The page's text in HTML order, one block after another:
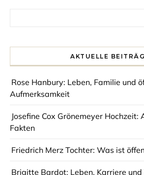
AKTUELLE
Rose Hanbury: Leben, Familie und
Aufmerksamkeit
Josefine Cox Grönemeyer Hochzeit:
Fakten
Friedrich Merz Tochter: Was ist
Brigitte Bardot: Leben, Karriere